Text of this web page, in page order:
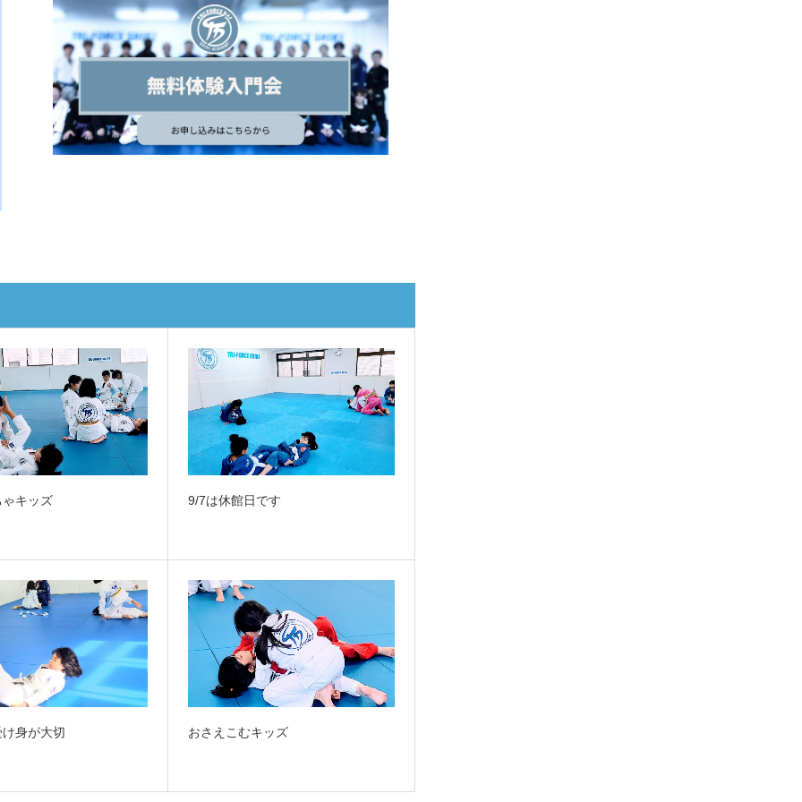
キッズ 9/7は休館日です
身が大切 おさえこむキッズ